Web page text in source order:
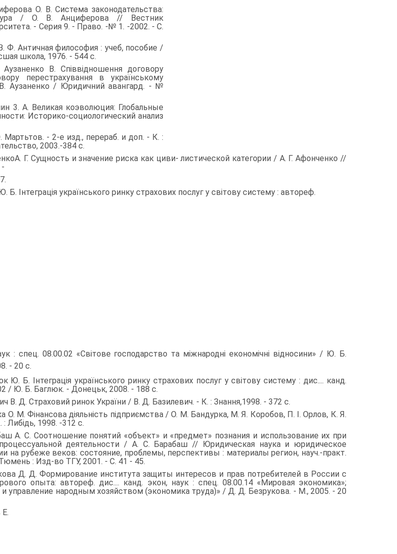
О. В. Система законодательства:
/ О. В. Анциферова // Вестник
- Серия 9. - Право. -№ 1. -2002. - С.
философия : учеб, пособие /
школа, 1976. - 544 с.
В. Співвідношення договору
перестрахування в українському
Ау­заненко / Юридичний авангард. - №
Великая коэволюция: Глобальные
Историко-социологический анализ
- 2-е изд., перераб. и доп. - К. :
2003.-384 с.
Сущность и значение риска как циви- листической категории / А. Г. Афонченко //
українського ринку страхових послуг у світову систему : автореф.
: спец. 08.00.02 «Світове господарство та міжнародні економічні від­носини» / Ю. Б.
- 20 с.
українського ринку страхових послуг у світову систему : дис.... канд.
/ Ю. Б. Баглюк. - Донецьк, 2008. - 188 с.
Страховий ринок України / В. Д. Бази­левич. - К. : Знання,1998. - 372 с.
Фінансова діяльність підприємства / О. М. Бандурка, М. Я. Коробов, П. І. Орлов, К. Я.
: Либідь, 1998. -312 с.
Соотношение понятий «объект» и «пред­мет» познания и использование их при
про­цессуальной деятельности / А. С. Барабаш // Юридическая наука и юридическое
на рубеже веков: состояние, проблемы, перспективы : материалы регион, науч.-практ.
: Изд-во ТГУ, 2001. - С. 41 - 45.
Д. Формирование института защиты инте­ресов и прав потребителей в России с
опыта: автореф. дис.... канд. экон, наук : спец. 08.00.14 «Мировая экономика»;
управление народным хозяйст­вом (экономика труда)» / Д. Д. Безрукова. - M., 2005. - 20